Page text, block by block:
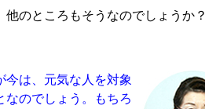
のところもそうなのでしょうか？
は、元気な人を対象
なのでしょう。もちろ